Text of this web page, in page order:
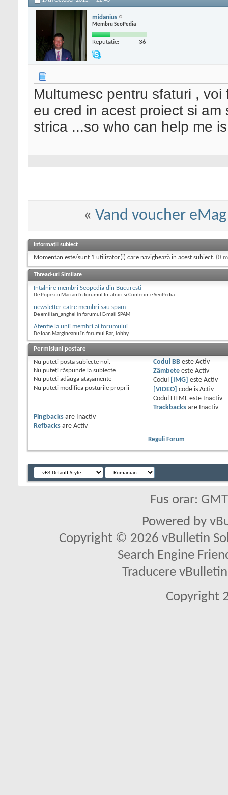
midanius
Membru SeoPedia
Reputatie: 36
Multumesc pentru sfaturi ,
eu cred in acest proiect si
strica ...so who can help me
« Vand voucher eMag
Informații subiect
Momentan este/sunt 1 utilizator(i) care navighează în acest subiect. (0
Thread-uri Similare
Intalnire membri Seopedia din Bucuresti
De Popescu Marian în forumul Intalniri si Conferinte SeoPedia
newsletter catre membri sau spam
De emilian_anghel în forumul E-mail SPAM
Atentie la unii membri ai forumului
De Ioan Margineanu în forumul Bar, lobby...
Permisiuni postare
Nu puteţi posta subiecte noi.
Nu puteţi răspunde la subiecte
Nu puteţi adăuga ataşamente
Nu puteţi modifica posturile proprii
Codul BBeste Activ
Zâmbeteeste Activ
Codul
[IMG] este Activ
[VIDEO] code is Activ
Codul HTML este
Inactiv
Trackbacksare
Inactiv
Pingbacks are
Inactiv
Refbacks are Activ
Reguli Forum
Fus orar:
Powered by
Copyright © 2026 vBulletin
Search Engine
Traducere
Copyright